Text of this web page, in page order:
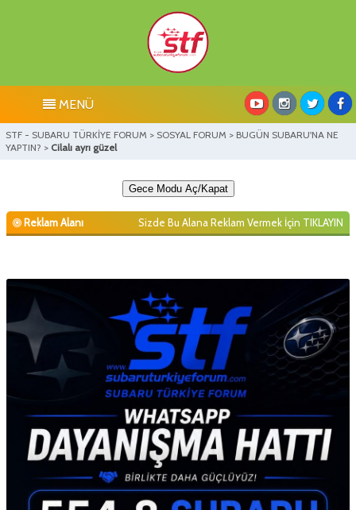
MENÜ
STF - SUBARU TÜRKİYE FORUM > SOSYAL FORUM > BUGÜN SUBARU'NA NE
YAPTIN? > Cilalı ayrı güzel
Gece Modu Aç/Kapat
Reklam Alanı Sizde Bu Alana Reklam Vermek İçin TIKLAYIN